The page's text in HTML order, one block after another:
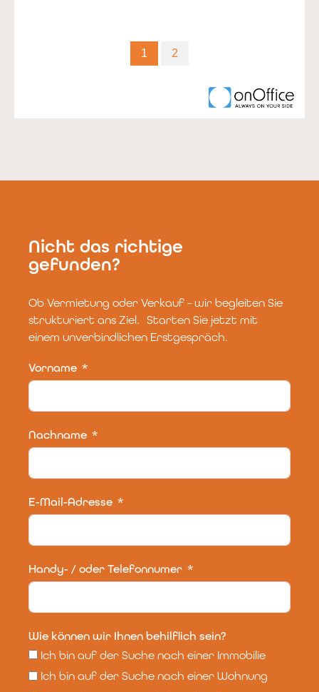
Nicht das richtige
gefunden?
Ob Vermietung oder Verkauf – wir begleiten Sie
strukturiert ans Ziel. Starten Sie jetzt mit
einem unverbindlichen Erstgespräch.
Vorname
Nachname
E-Mail-Adresse
Handy- / oder Telefonnumer
Wie können wir Ihnen behilflich sein?
Ich bin auf der Suche nach einer Immobilie
Ich bin auf der Suche nach einer Wohnung